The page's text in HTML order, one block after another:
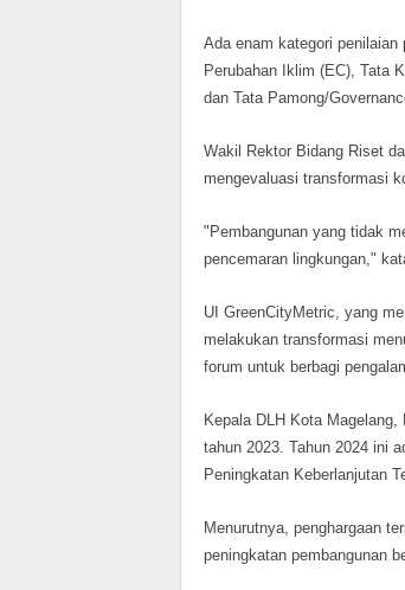
Ada enam kategori
Perubahan Iklim (EC), Tata
dan Tata Pamong/
Wakil Rektor Bidang Riset
mengevaluasi transformasi
"Pembangunan yang tidak
pencemaran lingkungan,"
UI GreenCityMetric, yang
melakukan transformasi
forum untuk berbagi
Kepala DLH Kota
tahun 2023. Tahun 2024 ini
Peningkatan Keberlanjutan
Menurutnya, penghargaan
peningkatan pembangunan